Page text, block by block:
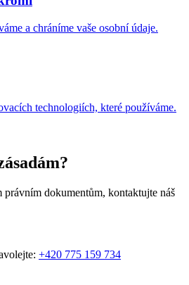
a chráníme vaše osobní údaje.
technologiích, které používáme.
právním dokumentům, kontaktujte náš
+420 775 159 734